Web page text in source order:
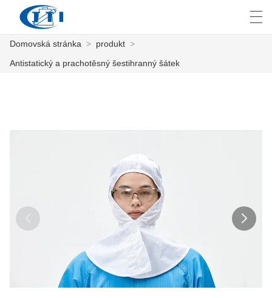
ZPRÁVY
KONTAKTUJTE NÁS
العربية česky
Domovská stránka > produkt >
Antistatický a prachotěsný šestihranný šátek